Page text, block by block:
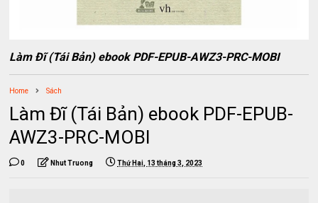
Làm Đĩ (Tái Bản) ebook PDF-EPUB-AWZ3-PRC-MOBI
Home Sách
Làm Đĩ (Tái Bản) ebook PDF-EPUB-
AWZ3-PRC-MOBI
0 Nhut Truong Thứ Hai, 13 tháng 3, 2023